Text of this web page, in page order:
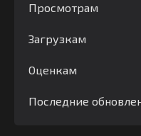
Просмотрам
Загрузкам
Оценкам
Последние